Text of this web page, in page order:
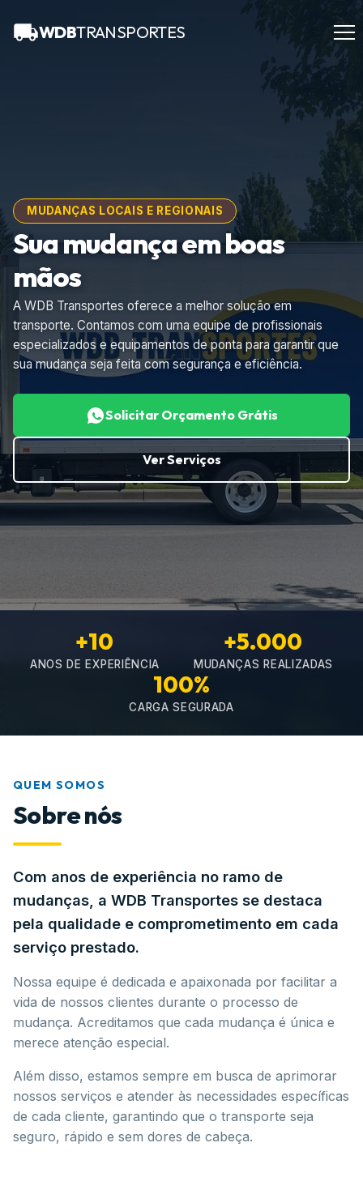
WDBTRANSPORTES
MUDANÇAS LOCAIS E REGIONAIS
Sua mudança em boas
mãos
A WDB Transportes oferece a melhor solução em
transporte. Contamos com uma equipe de profissionais
especializados e equipamentos de ponta para garantir que
sua mudança seja feita com segurança e eficiência.
Solicitar Orçamento Grátis
Ver Serviços
+10
ANOS DE EXPERIÊNCIA
+5.000
MUDANÇAS REALIZADAS
100%
CARGA SEGURADA
QUEM SOMOS
Sobre nós
Com anos de experiência no ramo de
mudanças, a WDB Transportes se destaca
pela qualidade e comprometimento em cada
serviço prestado.
Nossa equipe é dedicada e apaixonada por facilitar a
vida de nossos clientes durante o processo de
mudança. Acreditamos que cada mudança é única e
merece atenção especial.
Além disso, estamos sempre em busca de aprimorar
nossos serviços e atender às necessidades específicas
de cada cliente, garantindo que o transporte seja
seguro, rápido e sem dores de cabeça.